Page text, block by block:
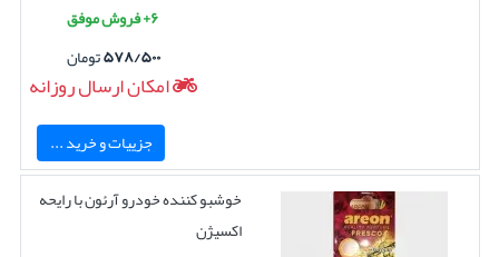
۶+ فروش موفق
۵۷۸/۵۰۰تومان
امکان ارسال روزانه
جزییات و خرید ...
خوشبو کننده خودرو آرئون با رایحه
اکسیژن